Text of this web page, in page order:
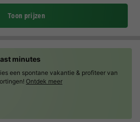
Toon prijzen
minutes
een spontane vakantie & profiteer van
Ontdek meer